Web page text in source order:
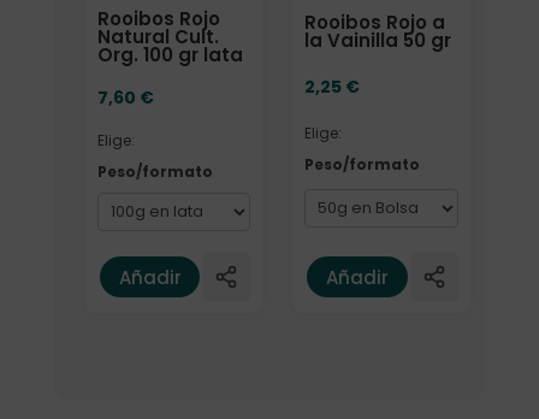
Rooibos Rojo
Natural Cult.
Org. 100 gr lata
7,60 €
Elige:
Peso/formato
Añadir
Rooibos Rojo a
la Vainilla 50 gr
2,25 €
Elige:
Peso/formato
Añadir